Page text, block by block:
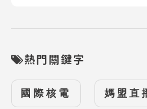
熱門關鍵字
國際核電 媽盟直